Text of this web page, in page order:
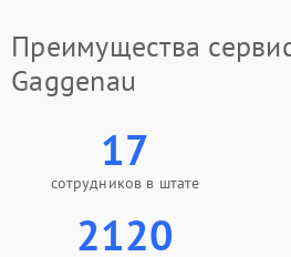
Преимущества
Gaggenau
17
сотрудников в штате
2120